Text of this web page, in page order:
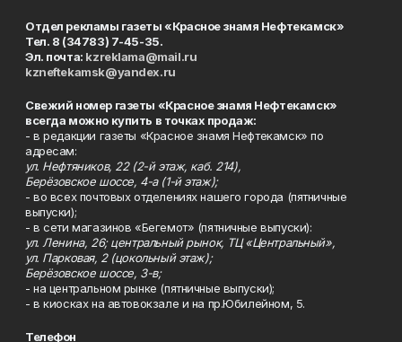
Отдел рекламы газеты «Красное знамя Нефтекамск»
Тел. 8 (34783) 7-45-35.
Эл. почта: kzreklama@mail.ru
kzneftekamsk@yandex.ru
Свежий номер газеты «Красное знамя Нефтекамск»
всегда можно купить в точках продаж:
- в редакции газеты «Красное знамя Нефтекамск» по
адресам:
ул. Нефтяников, 22 (2-й этаж, каб. 214),
Берёзовское шоссе, 4-а (1-й этаж);
- во всех почтовых отделениях нашего города (пятничные
выпуски);
- в сети магазинов «Бегемот» (пятничные выпуски):
ул. Ленина, 26; центральный рынок, ТЦ «Центральный»,
ул. Парковая, 2 (цокольный этаж);
Берёзовское шоссе, 3-в;
- на центральном рынке (пятничные выпуски);
- в киосках на автовокзале и на пр.Юбилейном, 5.
Телефон